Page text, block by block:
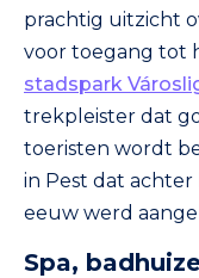
prachtig uitzicht
voor toegang tot
stadspark
trekpleister dat
toeristen wordt
in Pest dat achter
eeuw werd
Spa,